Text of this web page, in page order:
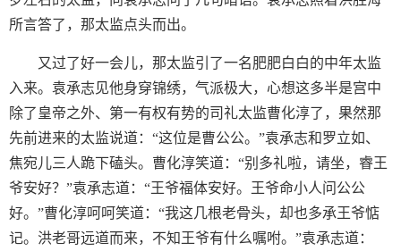
所言答了，那太监点头而出。
又过了好一会儿，那太监引了一名肥肥白白的中年太监
入来。袁承志见他身穿锦绣，气派极大，心想这多半是宫中
除了皇帝之外、第一有权有势的司礼太监曹化淳了，果然那
先前进来的太监说道：“这位是曹公公。”袁承志和罗立如、
焦宛儿三人跪下磕头。曹化淳笑道：“别多礼啦，请坐，睿王
爷安好？”袁承志道：“王爷福体安好。王爷命小人问公公
好。”曹化淳呵呵笑道：“我这几根老骨头，却也多承王爷惦
记。洪老哥远道而来，不知王爷有什么嘱咐。”袁承志道：